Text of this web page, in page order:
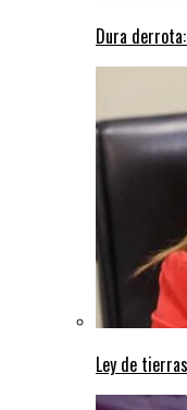
Dura
Ley de